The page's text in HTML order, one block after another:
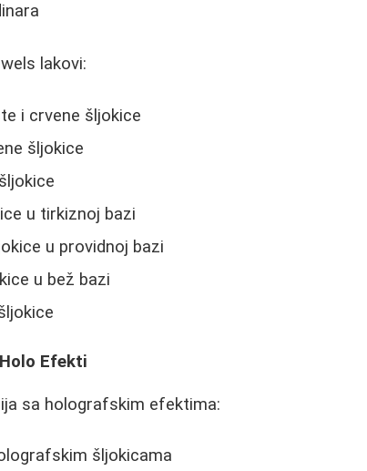
lakovi:
i crvene šljokice
šljokice
u tirkiznoj bazi
u providnoj bazi
u bež bazi
Efekti
sa holografskim efektima:
šljokicama